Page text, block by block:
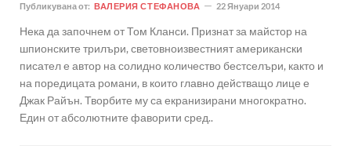
Публикувана от: ВАЛЕРИЯ СТЕФАНОВА 22 Януари 2014
Нека да започнем от Том Кланси. Признат за майстор на
шпионските трилъри, световноизвестният американски
писател е автор на солидно количество бестселъри, както и
на поредицата романи, в които главно действащо лице е
Джак Райън. Творбите му са екранизирани многократно.
Един от абсолютните фаворити сред..